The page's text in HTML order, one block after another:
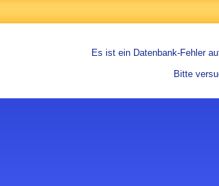
Es ist ein Datenbank-Fehler
Bitte